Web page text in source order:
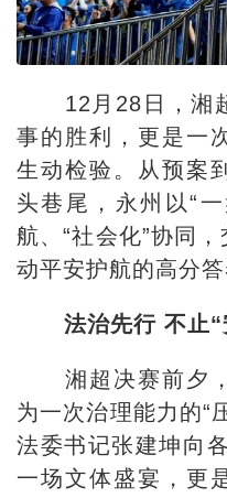
12月28日，湘
事的胜利，更是一
生动检验。从预案
头巷尾，永州以“
航、“社会化”协同
动平安护航的高分答
法治先行 不止“
湘超决赛前夕
为一次治理能力的“
法委书记张建坤向
一场文体盛宴，更